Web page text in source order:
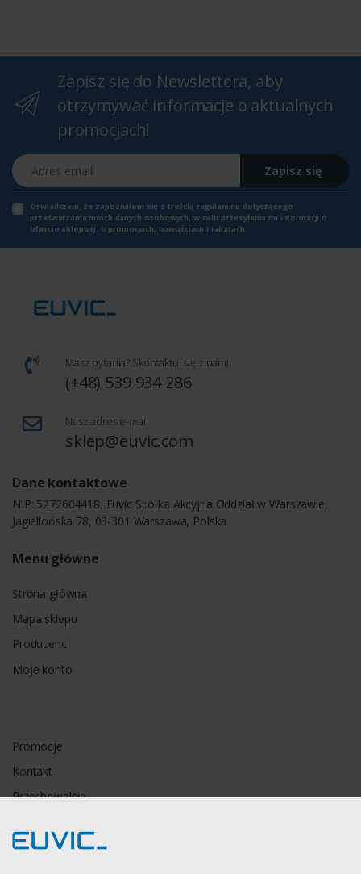
Zapisz się do Newslettera, aby
otrzymywać informacje o aktualnych
promocjach!
Adres email
Zapisz się
Oświadczam, że zapoznałem się z treścią regulaminu dotyczącego
przetwarzania moich danych osobowych, w celu przesyłania mi informacji o
ofercie sklepu tj. o promocjach, nowościach i rabatach.
Masz pytania? Skontaktuj się z nami!
(+48) 539 934 286
Nasz adres e-mail
sklep@euvic.com
Dane kontaktowe
NIP: 5272604418, Euvic Spółka Akcyjna Oddział w Warszawie,
Jagiellońska 78, 03-301 Warszawa, Polska
Menu główne
Strona główna
Mapa sklepu
Producenci
Moje konto
Promocje
Kontakt
Przechowalnia